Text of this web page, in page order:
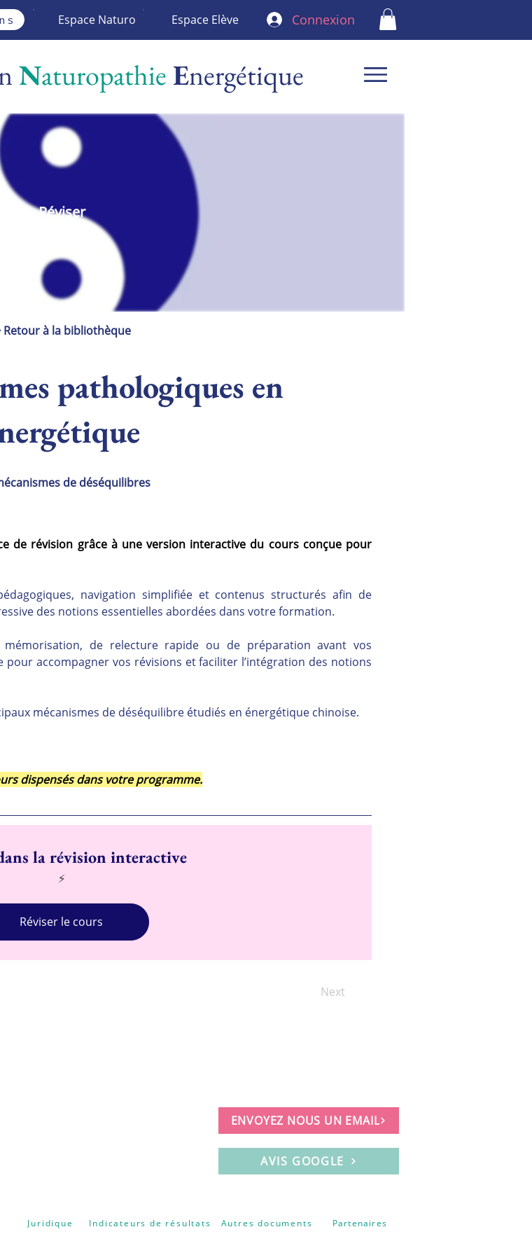
Espace Elève
Espace Naturo Connexion
Naturopathie Energétique
Réviser
à la bibliothèque
pathologiques en
de déséquilibres
de révision grâce à une version interactive du cours conçue pour
navigation simplifiée et contenus structurés afin de
des notions essentielles abordées dans votre formation.
de relecture rapide ou de préparation avant vos
accompagner vos révisions et faciliter l’intégration des notions
mécanismes de déséquilibre étudiés en énergétique chinoise.
dispensés dans votre programme.
la révision interactive
⚡
Réviser le cours
Next
ENVOYEZ NOUS UN EMAIL
AVIS GOOGLE
Juridique Indicateurs de résultats Autres documents Partenaires